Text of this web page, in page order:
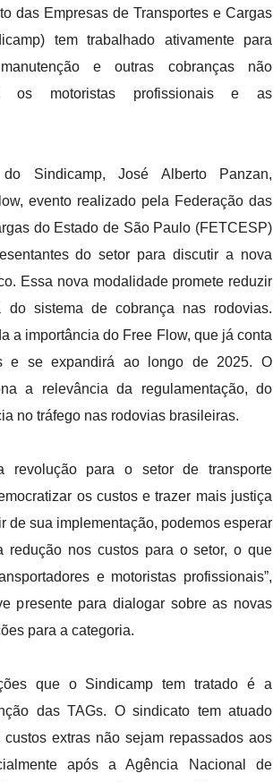
das Empresas de Transportes e Cargas
tem trabalhado ativamente para
e outras cobranças não
os motoristas profissionais e as
Sindicamp, José Alberto Panzan,
evento realizado pela Federação das
do Estado de São Paulo (FETCESP)
do setor para discutir a nova
Essa nova modalidade promete reduzir
sistema de cobrança nas rodovias.
a importância do Free Flow, que já conta
e se expandirá ao longo de 2025. O
a relevância da regulamentação, do
no tráfego nas rodovias brasileiras.
revolução para o setor de transporte
os custos e trazer mais justiça
de sua implementação, podemos esperar
redução nos custos para o setor, o que
e motoristas profissionais”,
presente para dialogar sobre as novas
para a categoria.
que o Sindicamp tem tratado é a
das TAGs. O sindicato tem atuado
extras não sejam repassados aos
após a Agência Nacional de